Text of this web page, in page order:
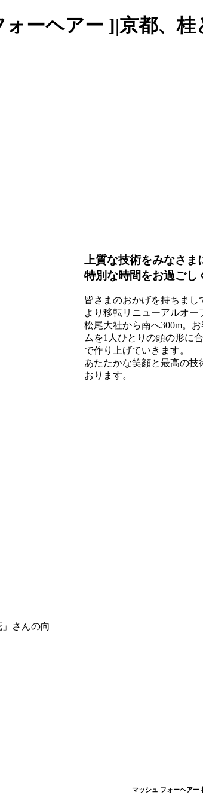
ーヘアー ]|京都、桂
上質な技術をみなさま
特別な時間をお過ごし
皆さまのおかげを持ちまし
より移転リニューアルオー
松尾大社から南へ300m。
ムを1人ひとりの頭の形に
で作り上げていきます。
あたたかな笑顔と最高の技
おります。
さんの向
マッシュ フォーヘアー